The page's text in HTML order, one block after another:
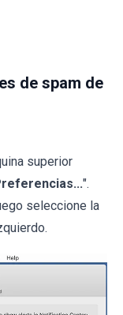
de spam de
superior
".
seleccione la